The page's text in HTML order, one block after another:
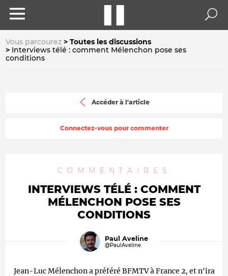
Vous parcourez
Toutes les discussions
Interviews télé : comment Mélenchon pose ses
conditions
Accéder à l'article
Connectez-vous pour commenter
COMMENTAIRES
INTERVIEWS TÉLÉ : COMMENT
MÉLENCHON POSE SES
CONDITIONS
Paul Aveline
@PaulAveline
Jean-Luc Mélenchon a préféré BFMTV à France 2, et n'ira